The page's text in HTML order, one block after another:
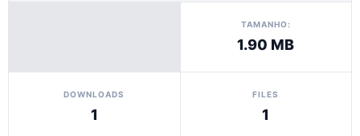
TAMANHO:
1.90 MB
DOWNLOADS
1
FILES
1